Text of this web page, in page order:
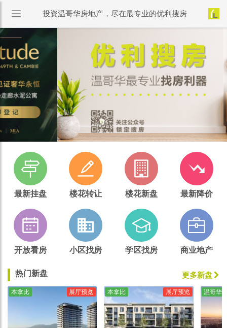
投资温哥华房地产，尽在最专业的优利搜房
最新挂盘 楼花转让 楼花新盘 最新降价
开放看房 小区找房 学区找房 商业地产
热门新盘 更多新盘
本拿比 展厅预览 本拿比 展厅预览 温哥华